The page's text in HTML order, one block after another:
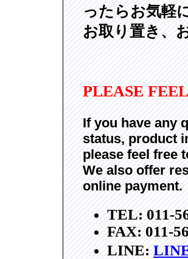
ったらお気軽
お取り置き、
PLEASE
If you have any
status, product
please feel free
We also offer
online payment.
TEL: 011-
FAX: 011-
LINE: